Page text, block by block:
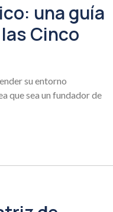
una guía
Cinco
su entorno
que sea un fundador de